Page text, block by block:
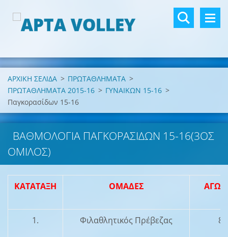
ΑΡΧΙΚΗ ΣΕΛΙΔΑ > ΠΡΩΤΑΘΛΗΜΑΤΑ >
ΠΡΩΤΑΘΛΗΜΑΤΑ 2015-16 > ΓΥΝΑΙΚΩΝ 15-16 >
Παγκορασίδων 15-16
ΒΑΘΜΟΛΟΓΙΑ ΠΑΓΚΟΡΑΣΙΔΩΝ 15-16(3ΟΣ
ΌΜΙΛΟΣ)
ΚΑΤΑΤΑΞΗ ΟΜΑΔΕΣ
1. Φιλαθλητικός Πρέβεζας 8